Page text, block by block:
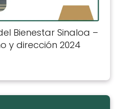
Bienestar Sinaloa –
y dirección 2024